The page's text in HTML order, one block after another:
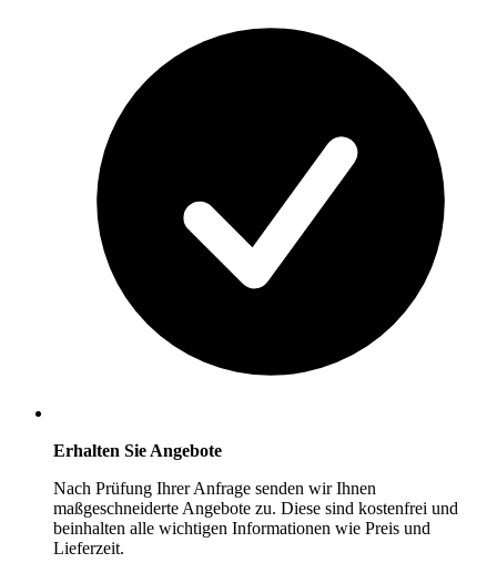
Erhalten Sie Angebote
Nach Prüfung Ihrer Anfrage senden wir Ihnen
maßgeschneiderte Angebote zu. Diese sind kostenfrei und
beinhalten alle wichtigen Informationen wie Preis und
Lieferzeit.